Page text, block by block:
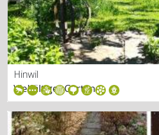
Hinwil
Vielfältiger Garten